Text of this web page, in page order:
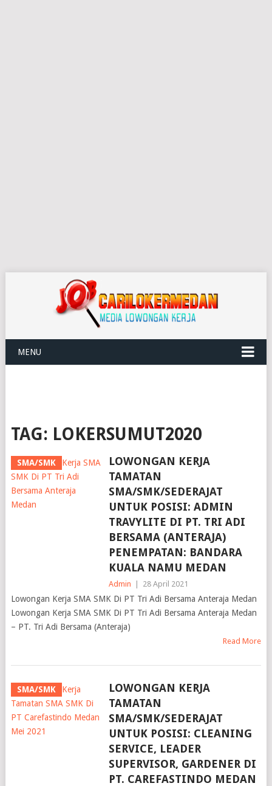
MENU
TAG: LOKERSUMUT2020
SMA/SMK
LOWONGAN KERJA
TAMATAN
SMA/SMK/SEDERAJAT
UNTUK POSISI: ADMIN
TRAVYLITE DI PT. TRI ADI
BERSAMA (ANTERAJA)
PENEMPATAN: BANDARA
KUALA NAMU MEDAN
Admin 28 April 2021
Lowongan Kerja SMA SMK Di PT Tri Adi Bersama Anteraja Medan
Lowongan Kerja SMA SMK Di PT Tri Adi Bersama Anteraja Medan
– PT. Tri Adi Bersama (Anteraja)
Read More
SMA/SMK
LOWONGAN KERJA
TAMATAN
SMA/SMK/SEDERAJAT
UNTUK POSISI: CLEANING
SERVICE, LEADER
SUPERVISOR, GARDENER DI
PT. CAREFASTINDO MEDAN